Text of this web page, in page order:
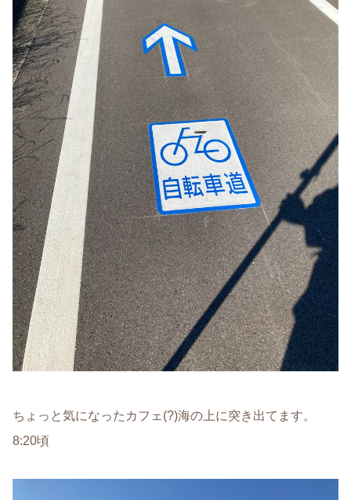
ちょっと気になったカフェ(?)海の上に突き出てます。
8:20頃